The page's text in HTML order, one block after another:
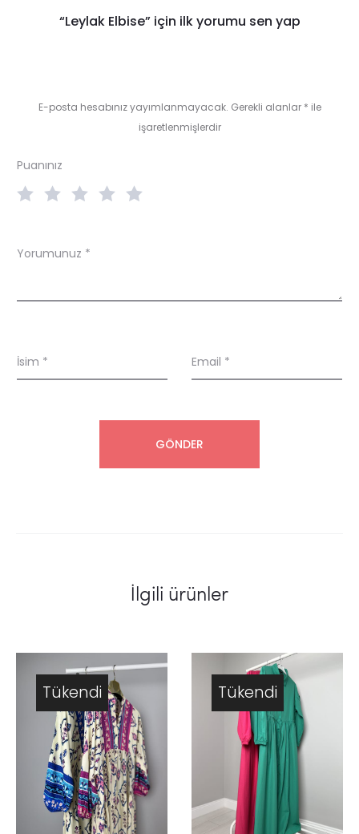
w
s
“Leylak Elbise” için ilk yorumu sen yap
E-posta hesabınız yayımlanmayacak. Gerekli alanlar * ile
işaretlenmişlerdir
Puanınız
Yorumunuz *
İsim * Email *
İlgili ürünler
Tükendi Tükendi